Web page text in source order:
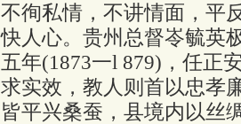
不徇私情，不讲情面，平
快人心。贵州总督岺毓英
五年(1873一l 879)，任正
求实效，教人则首以忠孝
皆平兴桑蚕，县境内以丝